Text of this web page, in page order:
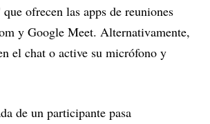
ofrecen las apps de reuniones
y Google Meet. Alternativamente,
el chat o active su micrófono y
de un participante pasa